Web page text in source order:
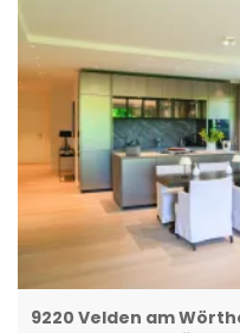
9220 Velden am